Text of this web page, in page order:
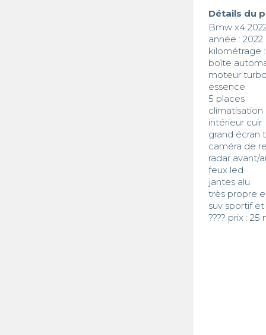
Détails du
Bmw x4
année : 2022
kilométrage
boîte
moteur turbo
essence
5 places
intérieur cuir
grand écran
caméra de
radar avant/
feux led
jantes alu
très propre
suv sportif
???? prix : 25